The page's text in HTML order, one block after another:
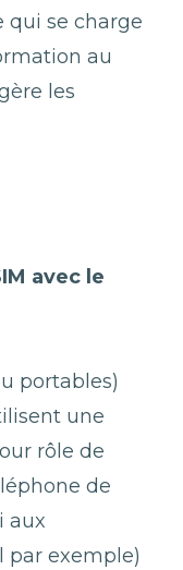
qui se charge
au
les
avec le
portables)
une
rôle de
de
aux
par exemple)